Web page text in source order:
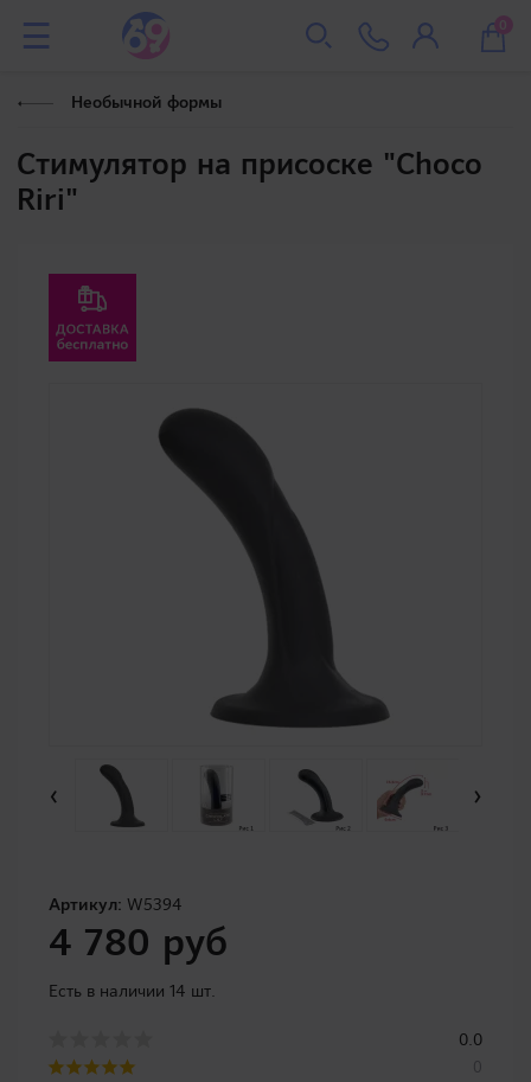
0
Необычной формы
Стимулятор на присоске "Choco
Riri"
‹ ›
Артикул: W5394
4 780 руб
Есть в наличии 14 шт.
0.0
0